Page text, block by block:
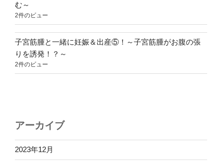
む～
2件のビュー
子宮筋腫と一緒に妊娠＆出産⑤！～子宮筋腫がお腹の張
りを誘発！？～
2件のビュー
アーカイブ
2023年12月